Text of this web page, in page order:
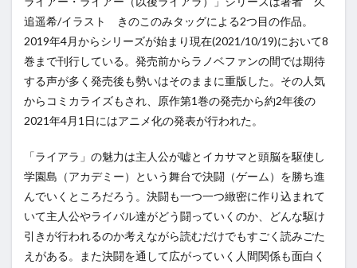
追遥希/イラスト きのこのみタッグによる2つ目の作品。
2019年4月からシリーズが始まり現在(2021/10/19)において8
巻まで刊行している。発売前からラノベファンの間では期待
する声が多く発売後も勢いはそのままに重版した。その人気
からコミカライズもされ、原作第1巻の発売から約2年後の
2021年4月1日にはアニメ化の発表が行われた。
「ライアラ」の魅力は主人公が嘘とイカサマと頭脳を駆使し
学園島（アカデミー）という舞台で決闘（ゲーム）を勝ち進
んでいくところだろう。決闘も一つ一つ緻密に作り込まれて
いて主人公やライバル達がどう闘っていくのか、どんな駆け
引きが行われるのか考えながら読むだけでもすごく読みごた
えがある。また決闘を通して広がっていく人間関係も面白く